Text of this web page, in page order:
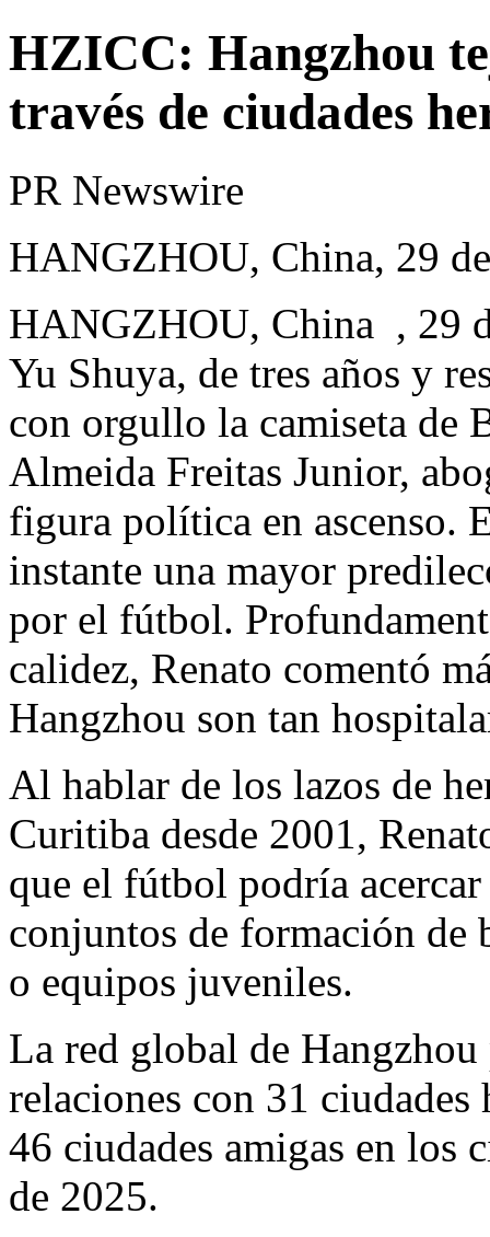
HZICC: Hangzhou
través de ciudades
PR Newswire
HANGZHOU, China, 29
HANGZHOU, China , 29
Yu Shuya, de tres años y
con orgullo la camiseta de
Almeida Freitas Junior,
figura política en ascenso.
instante una mayor
por el fútbol.
calidez, Renato comentó
Hangzhou son tan
Al hablar de los lazos de
Curitiba desde 2001,
que el fútbol podría
conjuntos de formación de
o equipos juveniles.
La red global de Hangzhou
relaciones con 31
46 ciudades amigas en los
de 2025.